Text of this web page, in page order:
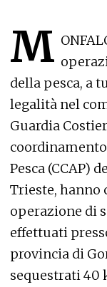
M
della pesca, a
legalità nel
Guardia
Pesca (CCAP)
Trieste,
operazione di
effettuati
provincia di
sequestrati 40